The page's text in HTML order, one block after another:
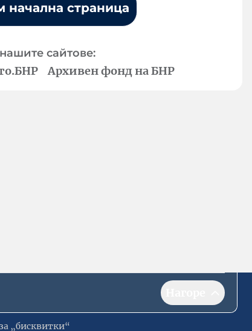
начална страница
сайтове:
Архивен фонд на БНР
„бисквитки“